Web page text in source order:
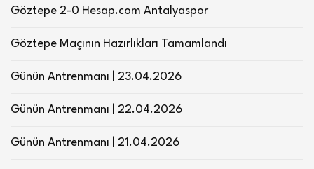
Göztepe 2-0 Hesap.com Antalyaspor
Göztepe Maçının Hazırlıkları Tamamlandı
Günün Antrenmanı | 23.04.2026
Günün Antrenmanı | 22.04.2026
Günün Antrenmanı | 21.04.2026